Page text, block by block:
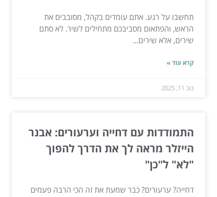
תחשבו על רגע. אתם עומדים בקהל, מסובבים את
הראש, והפתאום מסביבכם מתחילים לשיר. לא סתם
שירים, אלא שירים...
קרא עוד »
נוב 11, 2025
התמודדות עם דחייה וערעורים: אבנר
הייזלר מראה לך את הדרך להפוך
"לא" ל"כן"
דחייה? ערעורים? כבר שמעת את זה הכי הרבה פעמים